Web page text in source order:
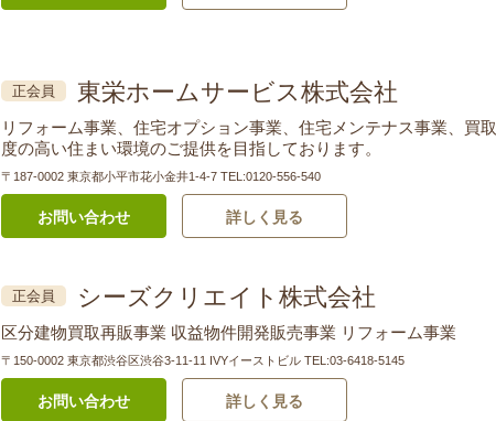
正会員 東栄ホームサービス株式会社
リフォーム事業、住宅オプション事業、住宅メンテナス事業、買
度の高い住まい環境のご提供を目指しております。
〒187-0002 東京都小平市花小金井1-4-7 TEL:0120-556-540
お問い合わせ 詳しく見る
正会員 シーズクリエイト株式会社
区分建物買取再販事業 収益物件開発販売事業 リフォーム事業
〒150-0002 東京都渋谷区渋谷3-11-11 IVYイーストビル TEL:03-6418-5145
お問い合わせ 詳しく見る